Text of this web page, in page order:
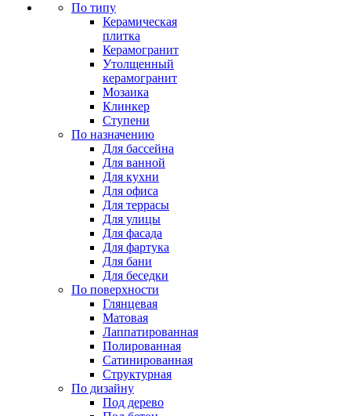
По типу
Керамическая
плитка
Керамогранит
Утолщенный
керамогранит
Мозаика
Клинкер
Ступени
По назначению
Для бассейна
Для ванной
Для кухни
Для офиса
Для террасы
Для улицы
Для фасада
Для фартука
Для бани
Для беседки
По поверхности
Глянцевая
Матовая
Лаппатированная
Полированная
Сатинированная
Структурная
По дизайну
Под дерево